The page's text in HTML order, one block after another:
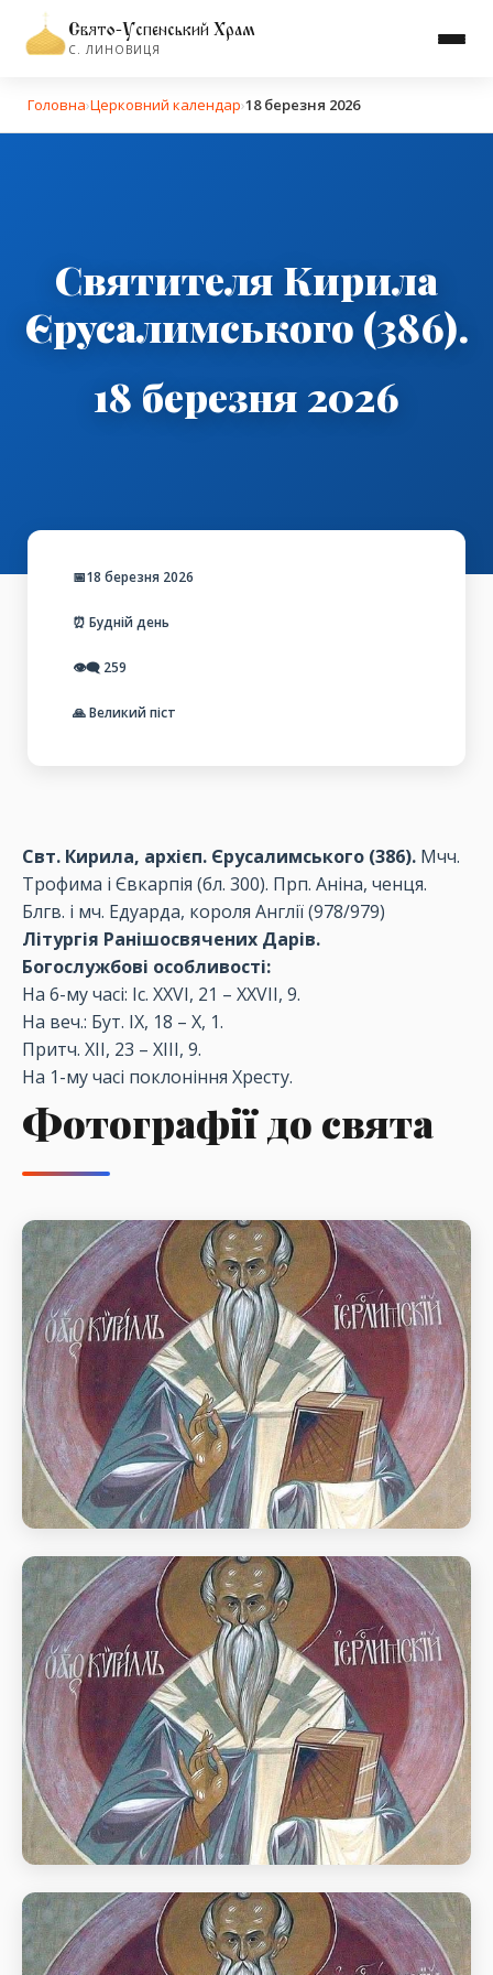
Свято-Успенський Храм
С. ЛИНОВИЦЯ
Головна›Церковний календар›18 березня 2026
Святителя Кирила
Єрусалимського (386).
18 березня 2026
📅18 березня 2026
⏰ Будній день
👁️‍🗨️ 259
🙏 Великий піст
Свт. Кирила, архієп. Єрусалимського (386). Мчч.
Трофима і Євкарпія (бл. 300). Прп. Аніна, ченця.
Блгв. і мч. Едуарда, короля Англії (978/979)
Літургія Ранішосвячених Дарів.
Богослужбові особливості:
На 6-му часі: Іс. XXVI, 21 – XXVII, 9.
На веч.: Бут. IX, 18 – X, 1.
Притч. XII, 23 – XIII, 9.
На 1-му часі поклоніння Хресту.
Фотографії до свята
Святителя Кирила Єрусалимського
(386).
день пам’яті Свт. Кирила, архієп. Єрусалимського
(386)
Святителя Кирила Єрусалимського
(386).